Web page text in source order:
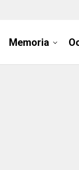
Memoria